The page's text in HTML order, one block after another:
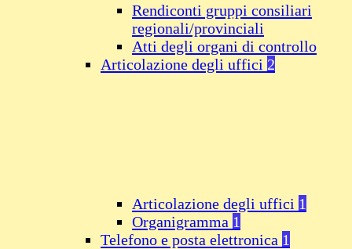
Rendiconti gruppi consiliari
regionali/provinciali
Atti degli organi di controllo
Articolazione degli uffici 2
Articolazione degli uffici 1
Organigramma 1
Telefono e posta elettronica 1